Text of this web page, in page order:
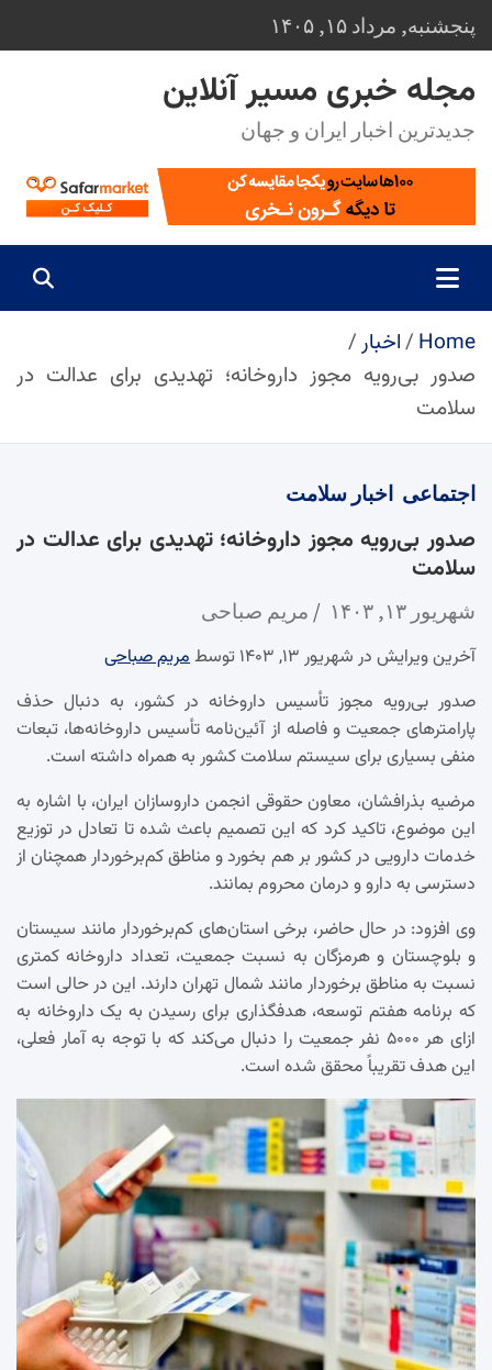
Skip
to
content
پنجشنبه, مرداد ۱۵, ۱۴۰۵
مجله خبری مسیر آنلاین
جدیدترین اخبار ایران و جهان
Home
اخبار
صدور بی‌رویه مجوز داروخانه؛ تهدیدی برای عدالت در
سلامت
اجتماعی اخبار سلامت
صدور بی‌رویه مجوز داروخانه؛ تهدیدی برای عدالت در
سلامت
شهریور ۱۳, ۱۴۰۳ مریم صباحی
آخرین ویرایش در شهریور ۱۳, ۱۴۰۳ توسط
مریم صباحی
صدور بی‌رویه مجوز تأسیس داروخانه در کشور، به دنبال حذف
پارامترهای جمعیت و فاصله از آئین‌نامه تأسیس داروخانه‌ها، تبعات
منفی بسیاری برای سیستم سلامت کشور به همراه داشته است.
مرضیه بذرافشان، معاون حقوقی انجمن داروسازان ایران، با اشاره به
این موضوع، تاکید کرد که این تصمیم باعث شده تا تعادل در توزیع
خدمات دارویی در کشور بر هم بخورد و مناطق کم‌برخوردار همچنان از
دسترسی به دارو و درمان محروم بمانند.
وی افزود: در حال حاضر، برخی استان‌های کم‌برخوردار مانند سیستان
و بلوچستان و هرمزگان به نسبت جمعیت، تعداد داروخانه کمتری
نسبت به مناطق برخوردار مانند شمال تهران دارند. این در حالی است
که برنامه هفتم توسعه، هدفگذاری برای رسیدن به یک داروخانه به
ازای هر ۵۰۰۰ نفر جمعیت را دنبال می‌کند که با توجه به آمار فعلی،
این هدف تقریباً محقق شده است.